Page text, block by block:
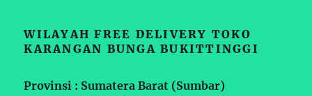
WILAYAH FREE DELIVERY TOKO
KARANGAN BUNGA BUKITTINGGI
Provinsi : Sumatera Barat (Sumbar)